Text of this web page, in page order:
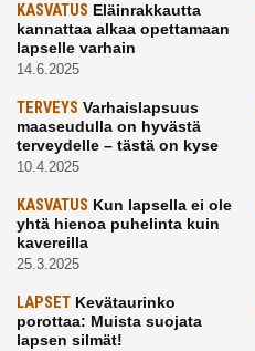
KASVATUS Eläinrakkautta
kannattaa alkaa opettamaan
lapselle varhain
14.6.2025
TERVEYS Varhaislapsuus
maaseudulla on hyvästä
terveydelle – tästä on kyse
10.4.2025
KASVATUS Kun lapsella ei ole
yhtä hienoa puhelinta kuin
kavereilla
25.3.2025
LAPSET Kevätaurinko
porottaa: Muista suojata
lapsen silmät!